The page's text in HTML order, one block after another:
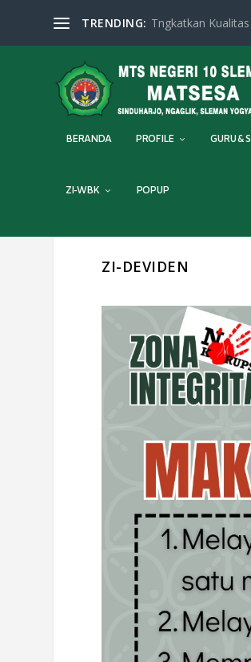
TRENDING: Tngkatkan
BERANDA PROFILE GURU &
ZI-WBK POPUP
ZI-DEVIDEN